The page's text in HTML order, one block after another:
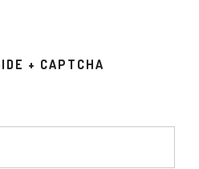
+ CAPTCHA